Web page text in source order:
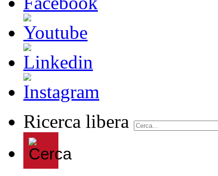
Ricerca libera